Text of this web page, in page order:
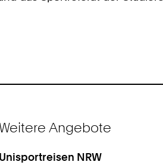
Weitere Angebote
Unisportreisen NRW